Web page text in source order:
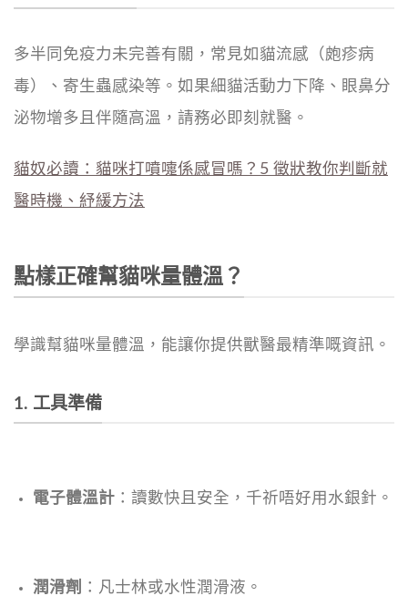
多半同免疫力未完善有關，常見如貓流感（皰疹病
毒）、寄生蟲感染等。如果細貓活動力下降、眼鼻分
泌物增多且伴隨高溫，請務必即刻就醫。
貓奴必讀：貓咪打噴嚏係感冒嗎？5 徵狀教你判斷就
醫時機、紓緩方法
點樣正確幫貓咪量體溫？
學識幫貓咪量體溫，能讓你提供獸醫最精準嘅資訊。
1. 工具準備
電子體溫計：讀數快且安全，千祈唔好用水銀針。
潤滑劑 ：凡士林或水性潤滑液。